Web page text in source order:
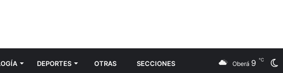
DEPORTES OTRAS SECCIONES Oberá 9 ℃